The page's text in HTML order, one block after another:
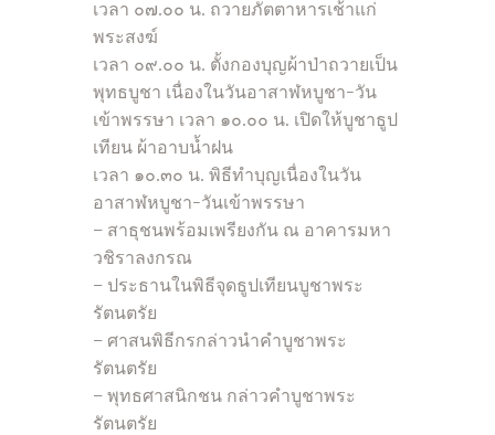
เวลา ๐๗.๐๐ น. ถวายภัตตาหารเช้าแก่
พระสงฆ์
เวลา ๐๙.๐๐ น. ตั้งกองบุญผ้าป่าถวายเป็น
พุทธบูชา เนื่องในวันอาสาฬหบูชา-วัน
เข้าพรรษา เวลา ๑๐.๐๐ น. เปิดให้บูชาธูป
เทียน ผ้าอาบน้ำฝน
เวลา ๑๐.๓๐ น. พิธีทำบุญเนื่องในวัน
อาสาฬหบูชา-วันเข้าพรรษา
– สาธุชนพร้อมเพรียงกัน ณ อาคารมหา
วชิราลงกรณ
– ประธานในพิธีจุดธูปเทียนบูชาพระ
รัตนตรัย
– ศาสนพิธีกรกล่าวนำคำบูชาพระ
รัตนตรัย
– พุทธศาสนิกชน กล่าวคำบูชาพระ
รัตนตรัย